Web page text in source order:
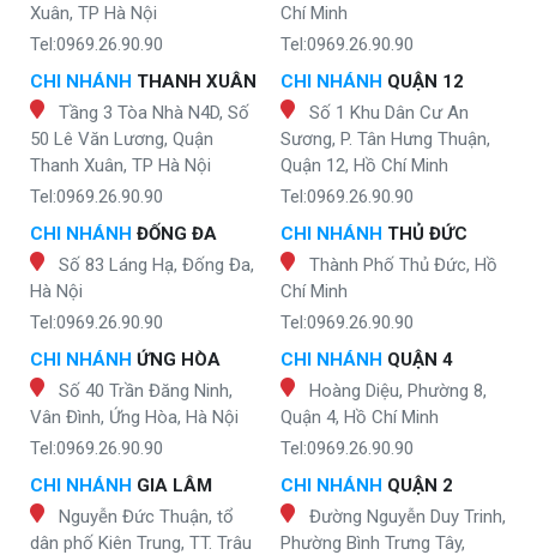
Xuân, TP Hà Nội
Tel:0969.26.90.90
CHI NHÁNH THANH XUÂN
Tầng 3 Tòa Nhà N4D, Số
50 Lê Văn Lương, Quận
Thanh Xuân, TP Hà Nội
Tel:0969.26.90.90
CHI NHÁNH ĐỐNG ĐA
Số 83 Láng Hạ, Đống Đa,
Hà Nội
Tel:0969.26.90.90
CHI NHÁNH ỨNG HÒA
Số 40 Trần Đăng Ninh,
Vân Đình, Ứng Hòa, Hà Nội
Tel:0969.26.90.90
CHI NHÁNH GIA LÂM
Nguyễn Đức Thuận, tổ
dân phố Kiên Trung, TT. Trâu
Chí Minh
Tel:0969.26.90.90
CHI NHÁNH QUẬN 12
Số 1 Khu Dân Cư An
Sương, P. Tân Hưng Thuận,
Quận 12, Hồ Chí Minh
Tel:0969.26.90.90
CHI NHÁNH THỦ ĐỨC
Thành Phố Thủ Đức, Hồ
Chí Minh
Tel:0969.26.90.90
CHI NHÁNH QUẬN 4
Hoàng Diệu, Phường 8,
Quận 4, Hồ Chí Minh
Tel:0969.26.90.90
CHI NHÁNH QUẬN 2
Đường Nguyễn Duy Trinh,
Phường Bình Trưng Tây,